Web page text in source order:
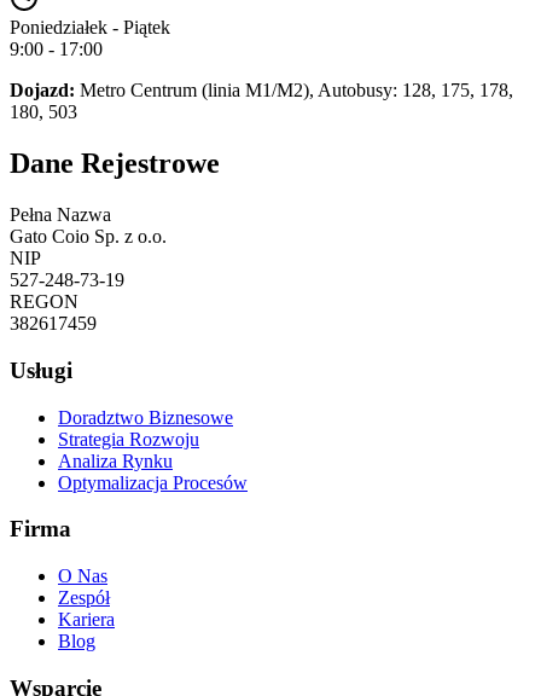
Poniedziałek - Piątek
9:00 - 17:00
Dojazd: Metro Centrum (linia M1/M2), Autobusy: 128, 175, 178,
180, 503
Dane Rejestrowe
Pełna Nazwa
Gato Coio Sp. z o.o.
NIP
527-248-73-19
REGON
382617459
Usługi
Doradztwo Biznesowe
Strategia Rozwoju
Analiza Rynku
Optymalizacja Procesów
Firma
O Nas
Zespół
Kariera
Blog
Wsparcie